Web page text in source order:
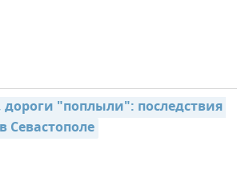
дороги "поплыли": последствия
Севастополе